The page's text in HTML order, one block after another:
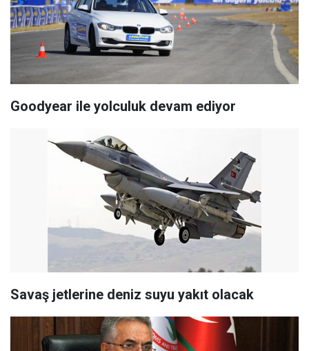
Goodyear ile yolculuk devam ediyor
Savaş jetlerine deniz suyu yakıt olacak